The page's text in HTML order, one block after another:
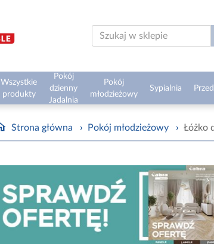
Wszystkie
produkty
Pokój
dzienny
Jadalnia
Pokój
młodzieżowy
Sypialnia
Strona główna › Pokój młodzieżowy › Łóżko